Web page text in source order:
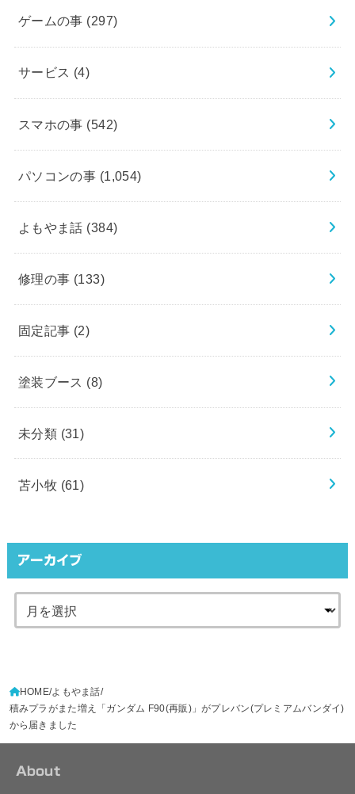
ゲームの事 (297)
サービス (4)
スマホの事 (542)
パソコンの事 (1,054)
よもやま話 (384)
修理の事 (133)
固定記事 (2)
塗装ブース (8)
未分類 (31)
苫小牧 (61)
アーカイブ
HOME よもやま話
積みプラがまた増え「ガンダム F90(再販)」がプレバン(プレミアムバンダイ)
から届きました
About